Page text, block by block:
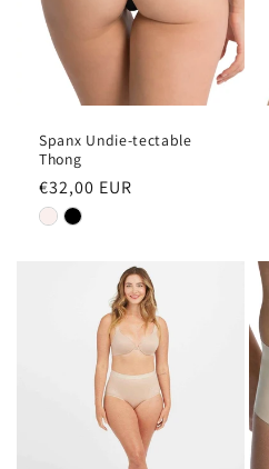
Spanx Undie-tectable
Thong
Normale
prijs
€32,00 EUR